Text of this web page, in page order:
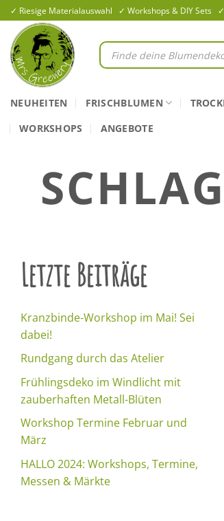
Zum
Inhalt
springen
✓ Riesige Materialauswahl ✓ Workshops & DIY Sets
Products
search
NEUHEITEN FRISCHBLUMEN
WORKSHOPS
ANGEBOTE
Letzte Beiträge
Kranzbinde-Workshop im Mai! Sei
dabei!
Rundgang durch das Atelier
Frühlingsdeko im Windlicht mit
zauberhaften Metall-Blüten
Workshop Termine Februar und
März
HALLO 2024: Workshops, Termine,
Messen & Märkte